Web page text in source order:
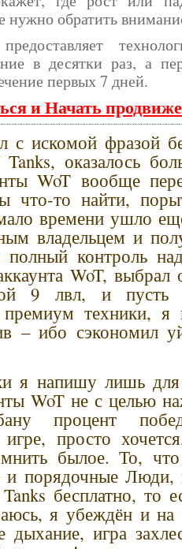
нужно обратить
в десятки раз, а
первых 7 дней.
и Начать
с искомой фразой
оказалось
WoT вообще
что-то найти,
времени ушло
владельцем и
контроль
WoT, выбрал
9 лвл, и
премиум техники,
– ибо сэкономил
я напишу лишь
WoT не с целью
процент
игре, просто
былое. То,
порядочные Люди,
бесплатно, то
я убеждён и на
дыхание, игра